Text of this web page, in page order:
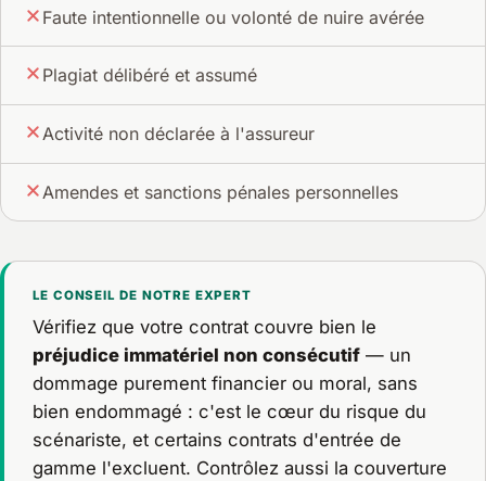
Faute intentionnelle ou volonté de nuire avérée
Plagiat délibéré et assumé
Activité non déclarée à l'assureur
Amendes et sanctions pénales personnelles
LE CONSEIL DE NOTRE EXPERT
Vérifiez que votre contrat couvre bien le
préjudice immatériel non consécutif— un
dommage purement financier ou moral, sans
bien endommagé : c'est le cœur du risque du
scénariste, et certains contrats d'entrée de
gamme l'excluent. Contrôlez aussi la couverture